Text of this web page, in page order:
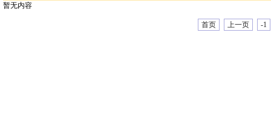
暂无内容
首页 上一页 -1